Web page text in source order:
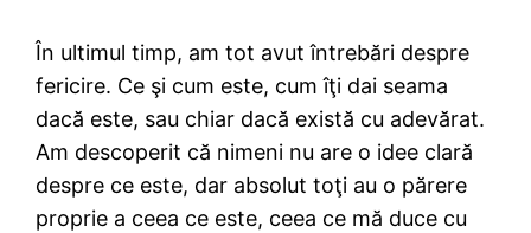
În ultimul timp, am tot avut întrebări despre
fericire. Ce şi cum este, cum îţi dai seama
dacă este, sau chiar dacă există cu adevărat.
Am descoperit că nimeni nu are o idee clară
despre ce este, dar absolut toţi au o părere
proprie a ceea ce este, ceea ce mă duce cu